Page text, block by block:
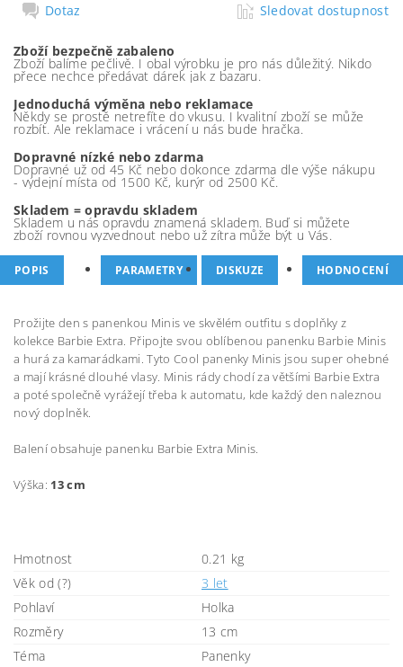
Dotaz Sledovat dostupnost
Zboží bezpečně zabaleno
Zboží balíme pečlivě. I obal výrobku je pro nás důležitý. Nikdo
přece nechce předávat dárek jak z bazaru.
Jednoduchá výměna nebo reklamace
Někdy se prostě netrefíte do vkusu. I kvalitní zboží se může
rozbít. Ale reklamace i vrácení u nás bude hračka.
Dopravné nízké nebo zdarma
Dopravné už od 45 Kč nebo dokonce zdarma dle výše nákupu
- výdejní místa od 1500 Kč, kurýr od 2500 Kč.
Skladem = opravdu skladem
Skladem u nás opravdu znamená skladem. Buď si můžete
zboží rovnou vyzvednout nebo už zítra může být u Vás.
POPIS PARAMETRY DISKUZE HODNOCENÍ
Prožijte den s panenkou Minis ve skvělém outfitu s doplňky z
kolekce Barbie Extra. Připojte svou oblíbenou panenku Barbie Minis
a hurá za kamarádkami. Tyto Cool panenky Minis jsou super ohebné
a mají krásné dlouhé vlasy. Minis rády chodí za většími Barbie Extra
a poté společně vyrážejí třeba k automatu, kde každý den naleznou
nový doplněk.
Balení obsahuje panenku Barbie Extra Minis.
Výška: 13 cm
Hmotnost
0.21 kg
Věk od (?)
3 let
Pohlaví
Holka
Rozměry
13 cm
Téma
Panenky